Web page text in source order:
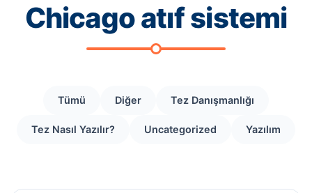
Chicago atıf sistemi
Tümü Diğer Tez Danışmanlığı
Tez Nasıl Yazılır? Uncategorized Yazılım